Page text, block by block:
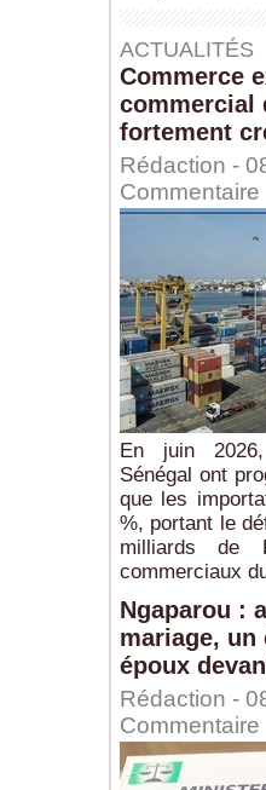
ACTUALITÉS
Commerce
commercial
fortement
Rédaction -
Commentaire
En juin
Sénégal ont
que les
%, portant le
milliards de
commerciaux
Ngaparou :
mariage,
époux
Rédaction -
Commentaire